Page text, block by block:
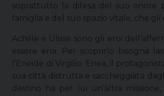
soprattutto la difesa del suo onore
famiglia e del suo spazio vitale, che gli
Achille e Ulisse sono gli eroi
essere eroi. Per scoprirlo bisogna
l’Eneide di Virgilio. Enea, il
sua città distrutta e saccheggiata
destino ha per lui un’altra